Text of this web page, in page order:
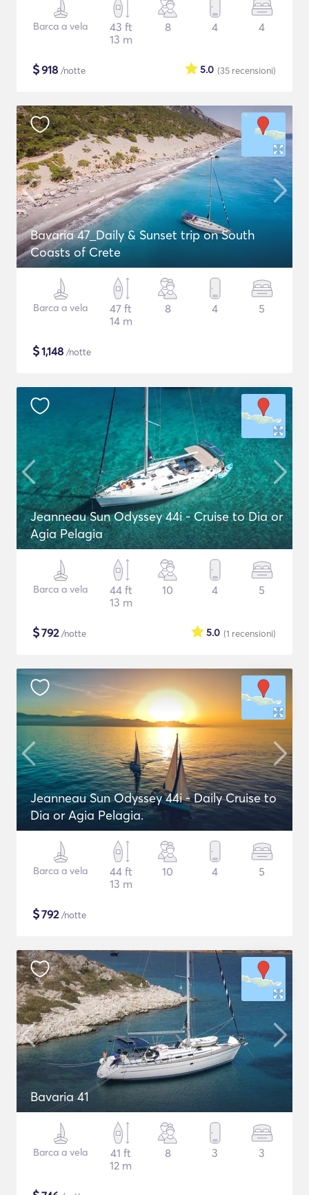
Barca a vela
43 ft
13 m
8 4 4
$918 /notte (35 recensioni)
5.0
Bavaria 47_Daily & Sunset trip on South
Coasts of Crete
Barca a vela
47 ft
14 m
8 4 5
$1,148 /notte
Jeanneau Sun Odyssey 44i - Cruise to Dia or
Agia Pelagia
Barca a vela
44 ft
13 m
10 4 5
$792/notte (1 recensioni)
5.0
Jeanneau Sun Odyssey 44i - Daily Cruise to
Dia or Agia Pelagia.
Barca a vela
44 ft
13 m
10 4 5
$792/notte
Bavaria 41
Barca a vela
41 ft
12 m
8 3 3